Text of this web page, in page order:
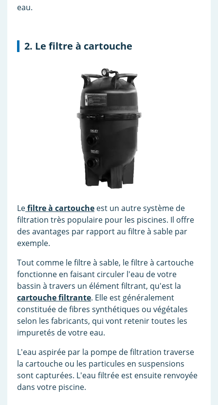
eau.
2. Le filtre à cartouche
Lefiltre à cartouche est un autre système de
filtration très populaire pour les piscines. Il offre
des avantages par rapport au filtre à sable par
exemple.
Tout comme le filtre à sable, le filtre à cartouche
fonctionne en faisant circuler l'eau de votre
bassin à travers un élément filtrant, qu'est la
cartouche filtrante. Elle est généralement
constituée de fibres synthétiques ou végétales
selon les fabricants, qui vont retenir toutes les
impuretés de votre eau.
L'eau aspirée par la pompe de filtration traverse
la cartouche ou les particules en suspensions
sont capturées. L'eau filtrée est ensuite renvoyée
dans votre piscine.